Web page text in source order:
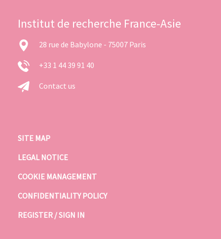
Institut de recherche France-Asie
28 rue de Babylone - 75007 Paris
+33 1 44 39 91 40
Contact us
SITE MAP
LEGAL NOTICE
COOKIE MANAGEMENT
CONFIDENTIALITY POLICY
REGISTER / SIGN IN